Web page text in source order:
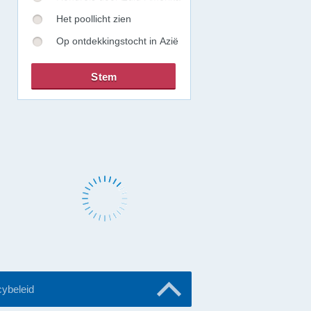
Het poollicht zien
Op ontdekkingstocht in Azië